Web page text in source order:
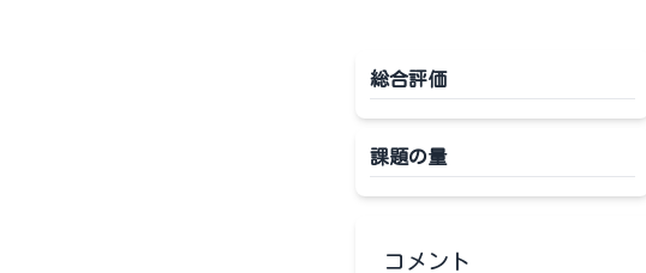
総合評価
課題の量
コメント